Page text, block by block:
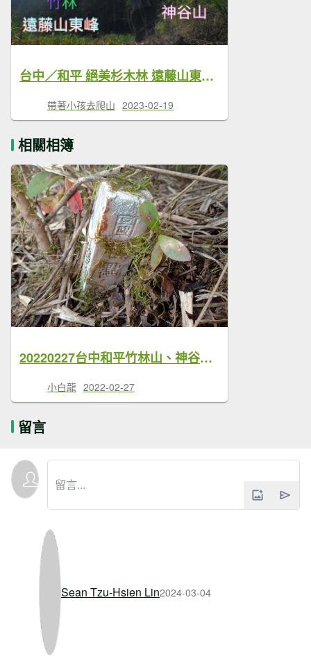
台中／和平 絕美杉木林 遠藤山東峰、遠藤山、竹林、神谷山
帶著小孩去爬山 2023-02-19
相關相簿
20220227台中和平竹林山、神谷山、遠藤山、遠藤山東峰基石風景
小白龍 2022-02-27
留言
Sean Tzu-Hsien Lin2024-03-04